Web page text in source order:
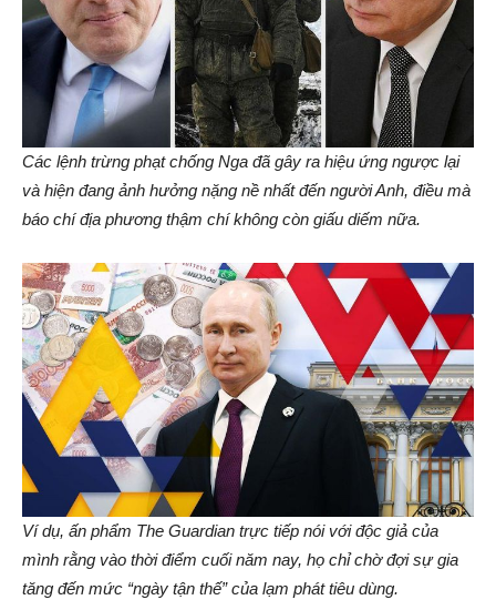
Các lệnh trừng phạt chống Nga đã gây ra hiệu ứng ngược lại
và hiện đang ảnh hưởng nặng nề nhất đến người Anh, điều mà
báo chí địa phương thậm chí không còn giấu diếm nữa.
Ví dụ, ấn phẩm The Guardian trực tiếp nói với độc giả của
mình rằng vào thời điểm cuối năm nay, họ chỉ chờ đợi sự gia
tăng đến mức “ngày tận thế” của lạm phát tiêu dùng.